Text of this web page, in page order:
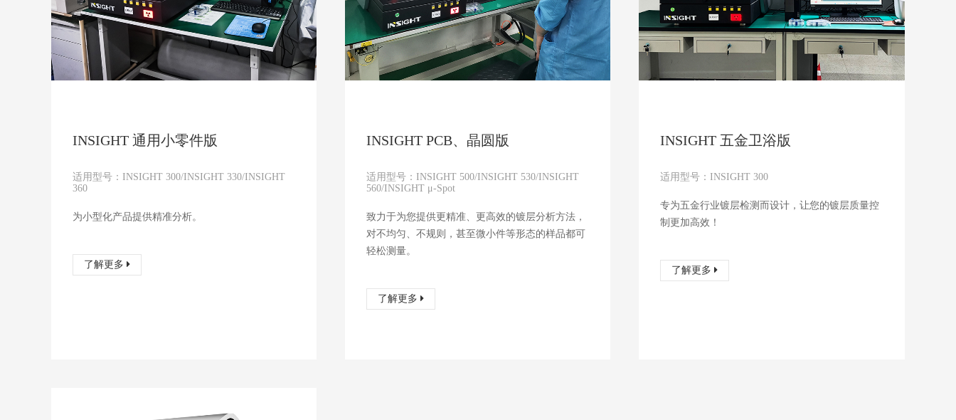
INSIGHT 通用小零件版
适用型号：INSIGHT 300/INSIGHT 330/INSIGHT
360
为小型化产品提供精准分析。
了解更多
INSIGHT PCB、晶圆版
适用型号：INSIGHT 500/INSIGHT 530/INSIGHT
560/INSIGHT μ-Spot
致力于为您提供更精准、更高效的镀层分析方法，
对不均匀、不规则，甚至微小件等形态的样品都可
轻松测量。
了解更多
INSIGHT 五金卫浴版
适用型号：INSIGHT 300
专为五金行业镀层检测而设计，让您的镀层质量控
制更加高效！
了解更多